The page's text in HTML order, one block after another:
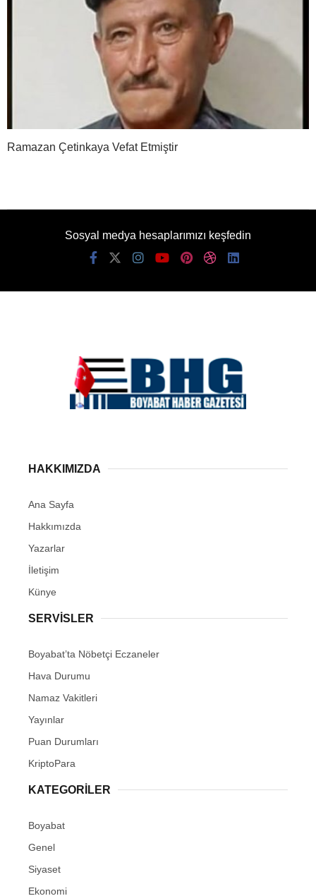
Ramazan Çetinkaya Vefat Etmiştir
Sosyal medya hesaplarımızı keşfedin
HAKKIMIZDA
Ana Sayfa
Hakkımızda
Yazarlar
İletişim
Künye
SERVISLER
Boyabat’ta Nöbetçi Eczaneler
Hava Durumu
Namaz Vakitleri
Yayınlar
Puan Durumları
KriptoPara
KATEGORILER
Boyabat
Genel
Siyaset
Ekonomi